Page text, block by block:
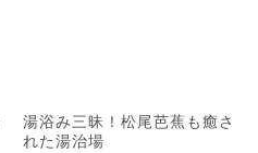
湯浴み三昧！松尾芭蕉も癒さ
れた湯治場